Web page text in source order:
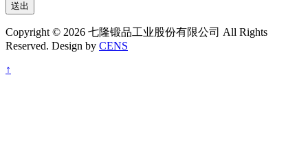
送出
Copyright © 2026 七隆锻品工业股份有限公司 All Rights
Reserved. Design by CENS
↑